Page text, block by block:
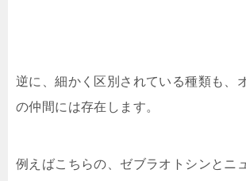
逆に、細かく区別されている種類も、
の仲間には存在します。
例えばこちらの、ゼブラオトシンとニ